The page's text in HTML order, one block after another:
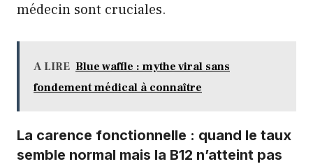
médecin sont cruciales.
A LIRE Blue waffle : mythe viral sans
fondement médical à connaître
La carence fonctionnelle : quand le taux
semble normal mais la B12 n’atteint pas